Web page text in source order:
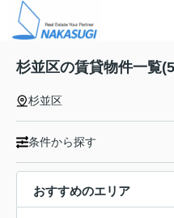
杉並区の賃貸物件一覧
杉並区
条件から探す
おすすめのエリア